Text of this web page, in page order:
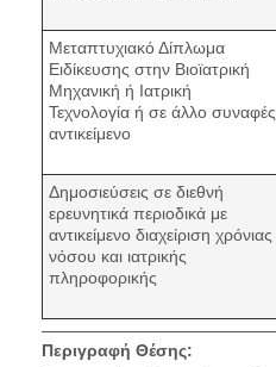
Μεταπτυχιακό Δίπλωμα
Ειδίκευσης στην Βιοϊατρική
Μηχανική ή Ιατρική
Τεχνολογία ή σε άλλο συναφές
αντικείμενο
Δημοσιεύσεις σε διεθνή
ερευνητικά περιοδικά με
αντικείμενο διαχείριση χρόνιας
νόσου και ιατρικής
πληροφορικής
Περιγραφή Θέσης: